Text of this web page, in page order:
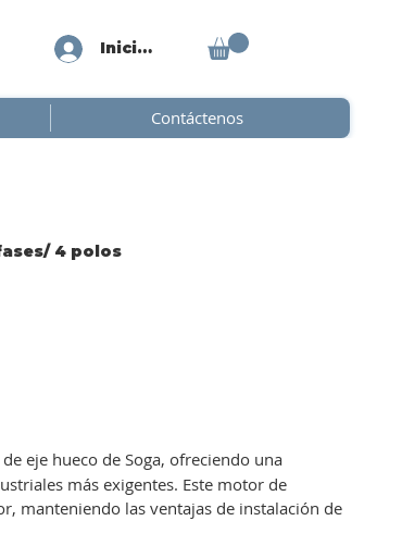
Iniciar sesión
Contáctenos
4 polos
eje hueco de Soga, ofreciendo una
más exigentes. Este motor de
manteniendo las ventajas de instalación de